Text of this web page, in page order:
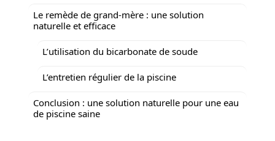
Le remède de grand-mère : une solution
naturelle et efficace
L’utilisation du bicarbonate de soude
L’entretien régulier de la piscine
Conclusion : une solution naturelle pour une eau
de piscine saine